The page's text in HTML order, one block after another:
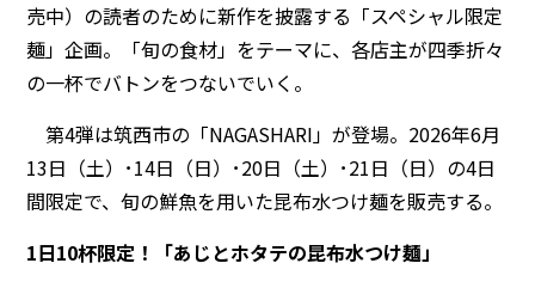
売中）の読者のために新作を披露する「スペシャル限定
麺」企画。「旬の食材」をテーマに、各店主が四季折々
の一杯でバトンをつないでいく。
第4弾は筑西市の「NAGASHARI」が登場。2026年6月
13日（土）･14日（日）･20日（土）･21日（日）の4日
間限定で、旬の鮮魚を用いた昆布水つけ麺を販売する。
1日10杯限定！「あじとホタテの昆布水つけ麺」